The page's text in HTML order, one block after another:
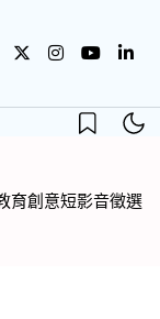
育創意短影音徵選